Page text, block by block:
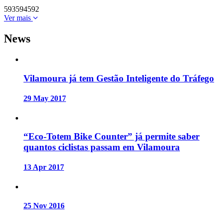
593594592
Ver mais
News
Vilamoura já tem Gestão Inteligente do Tráfego
29 May 2017
“Eco-Totem Bike Counter” já permite saber
quantos ciclistas passam em Vilamoura
13 Apr 2017
25 Nov 2016